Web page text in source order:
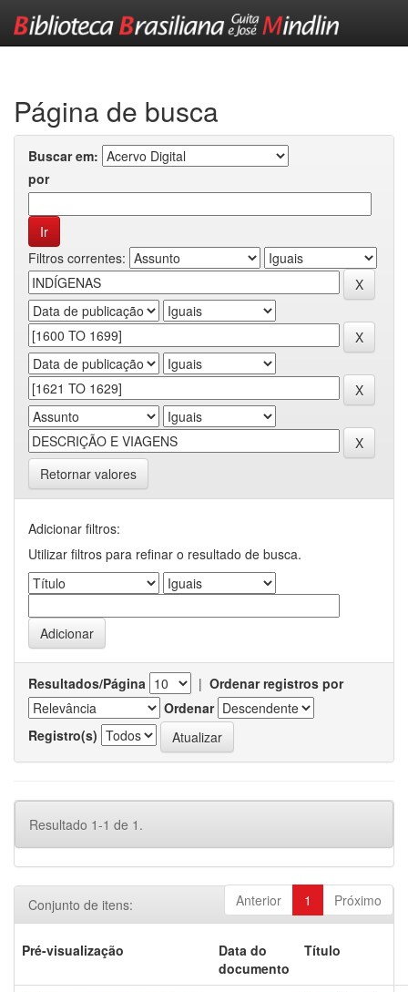
Página de busca
Buscar em:
por
Filtros correntes:
Retornar valores
Adicionar filtros:
Utilizar filtros para refinar o resultado de busca.
Resultados/Página | Ordenar registros por
Ordenar
Registro(s)
Resultado 1-1 de 1.
Anterior 1 Próximo
Conjunto de itens:
Pré-visualização
Data do
documento
Título